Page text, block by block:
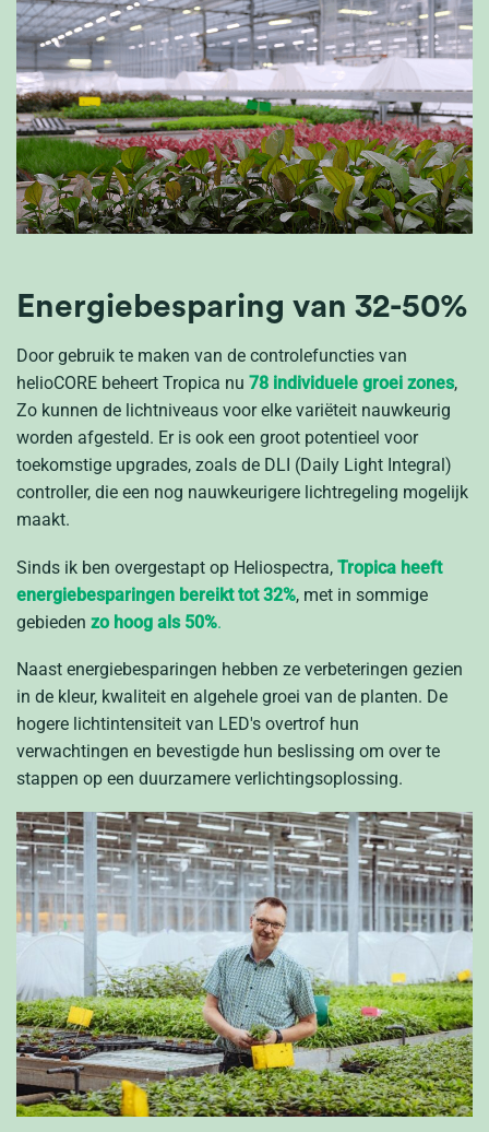
Energiebesparing van 32-50%
Door gebruik te maken van de controlefuncties van
helioCORE beheert Tropica nu 78 individuele groei zones,
Zo kunnen de lichtniveaus voor elke variëteit nauwkeurig
worden afgesteld. Er is ook een groot potentieel voor
toekomstige upgrades, zoals de DLI (Daily Light Integral)
controller, die een nog nauwkeurigere lichtregeling mogelijk
maakt.
Sinds ik ben overgestapt op Heliospectra, Tropica heeft
energiebesparingen bereikt tot 32%, met in sommige
gebieden zo hoog als 50%.
Naast energiebesparingen hebben ze verbeteringen gezien
in de kleur, kwaliteit en algehele groei van de planten. De
hogere lichtintensiteit van LED's overtrof hun
verwachtingen en bevestigde hun beslissing om over te
stappen op een duurzamere verlichtingsoplossing.